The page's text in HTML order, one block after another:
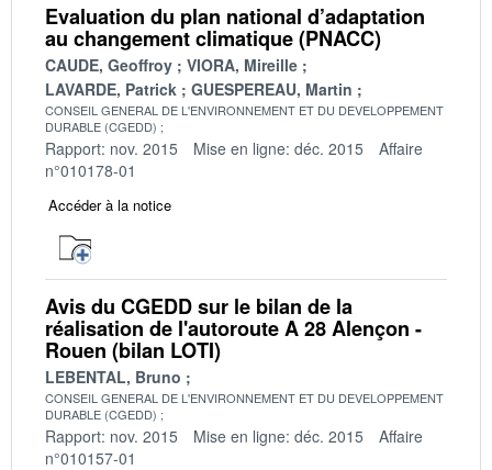
Evaluation du plan national d’adaptation
au changement climatique (PNACC)
CAUDE, Geoffroy
VIORA, Mireille
LAVARDE, Patrick
GUESPEREAU, Martin
CONSEIL GENERAL DE L'ENVIRONNEMENT ET DU DEVELOPPEMENT
DURABLE (CGEDD)
Rapport: nov. 2015 Mise en ligne: déc. 2015
Affaire
n°010178-01
Accéder à la notice
Avis du CGEDD sur le bilan de la
réalisation de l'autoroute A 28 Alençon -
Rouen (bilan LOTI)
LEBENTAL, Bruno
CONSEIL GENERAL DE L'ENVIRONNEMENT ET DU DEVELOPPEMENT
DURABLE (CGEDD)
Rapport: nov. 2015 Mise en ligne: déc. 2015
Affaire
n°010157-01